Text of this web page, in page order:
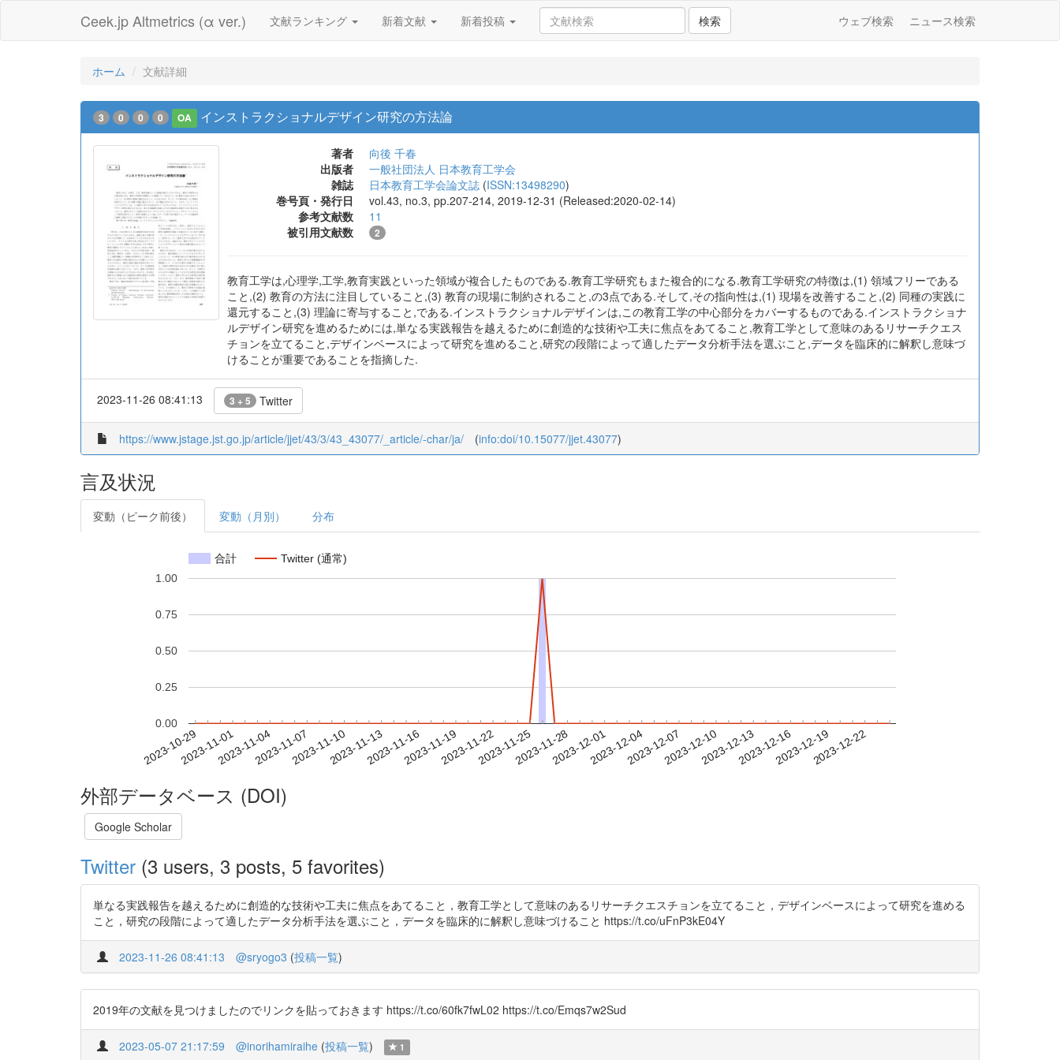
Ceek.jp Altmetrics (α ver.) 文献ランキング 新着文献 新着投稿 検索 ウェブ検索 ニュース検索
ホーム 文献詳細
3 0 0 0 OA インストラクショナルデザイン研究の方法論
著者
向後 千春
出版者
一般社団法人 日本教育工学会
雑誌
日本教育工学会論文誌 (ISSN:13498290)
巻号頁・発行日
vol.43, no.3, pp.207-214, 2019-12-31 (Released:2020-02-14)
参考文献数
11
被引用文献数
2
教育工学は,心理学,工学,教育実践といった領域が複合したものである.教育工学研究もまた複合的になる.教育工学研究の特徴は,(1) 領域フリーである
こと,(2) 教育の方法に注目していること,(3) 教育の現場に制約されること,の3点である.そして,その指向性は,(1) 現場を改善すること,(2) 同種の実践に
還元すること,(3) 理論に寄与すること,である.インストラクショナルデザインは,この教育工学の中心部分をカバーするものである.インストラクショナ
ルデザイン研究を進めるためには,単なる実践報告を越えるために創造的な技術や工夫に焦点をあてること,教育工学として意味のあるリサーチクエス
チョンを立てること,デザインベースによって研究を進めること,研究の段階によって適したデータ分析手法を選ぶこと,データを臨床的に解釈し意味づ
けることが重要であることを指摘した.
2023-11-26 08:41:13 3 + 5 Twitter
https://www.jstage.jst.go.jp/article/jjet/43/3/43_43077/_article/-char/ja/ (info:doi/10.15077/jjet.43077)
言及状況
変動（ピーク前後） 変動（月別） 分布
合計 Twitter (通常)
2023-10-292023-11-012023-11-042023-11-072023-11-102023-11-132023-11-162023-11-192023-11-222023-11-252023-11-282023-12-012023-12-042023-12-072023-12-102023-12-132023-12-162023-12-192023-12-22
0.00
0.25
0.50
0.75
1.00
外部データベース (DOI)
Google Scholar
Twitter (3 users, 3 posts, 5 favorites)
単なる実践報告を越えるために創造的な技術や工夫に焦点をあてること，教育工学として意味のあるリサーチクエスチョンを立てること，デザインベースによって研究を進める
こと，研究の段階によって適したデータ分析手法を選ぶこと，データを臨床的に解釈し意味づけること https://t.co/uFnP3kE04Y
2023-11-26 08:41:13 @sryogo3 (投稿一覧)
2019年の文献を見つけましたのでリンクを貼っておきます https://t.co/60fk7fwL02 https://t.co/Emqs7w2Sud
2023-05-07 21:17:59 @inorihamiraihe (投稿一覧) 1